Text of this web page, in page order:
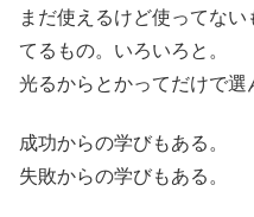
まだ使えるけど使ってな
てるもの。いろいろと。
光るからとかってだけで選
成功からの学びもある。
失敗からの学びもある。